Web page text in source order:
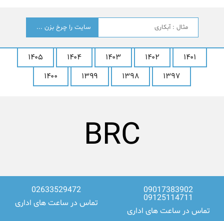
جستجو
۱۴۰۵ ۱۴۰۴ ۱۴۰۳ ۱۴۰۲
۱۴۰۱
۱۴۰۰
۱۳۹۹ ۱۳۹۸ ۱۳۹۷
LG
02633529472
تماس در ساعت های اداری
09017383902
09125114711
تماس در ساعت های اداری